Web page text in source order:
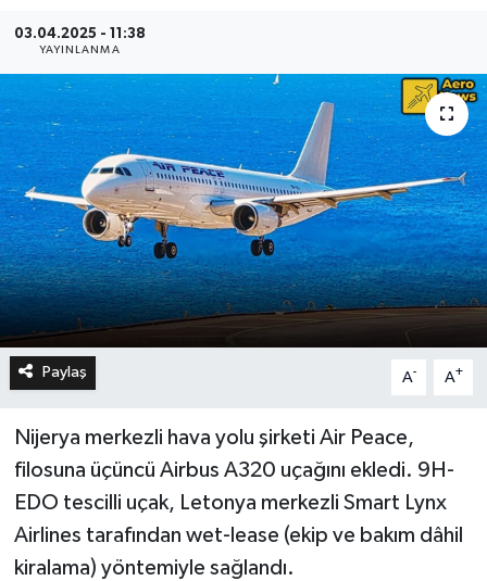
03.04.2025 - 11:38
YAYINLANMA
Paylaş A- A+
Nijerya merkezli hava yolu şirketi Air Peace,
filosuna üçüncü Airbus A320 uçağını ekledi. 9H-
EDO tescilli uçak, Letonya merkezli Smart Lynx
Airlines tarafından wet-lease (ekip ve bakım dâhil
kiralama) yöntemiyle sağlandı.